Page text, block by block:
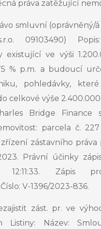
práva zatěžující
smluvní (oprávněný/
09103490)
existující ve výši
% p.m. a budoucí
pohledávky,
celkové výše
Bridge Finance
parcela č. 227
zástavního práva
Právní účinky
12:11:33. Zápis
V-1396/2023-836.
zást. pr. ve
Listiny: Název: